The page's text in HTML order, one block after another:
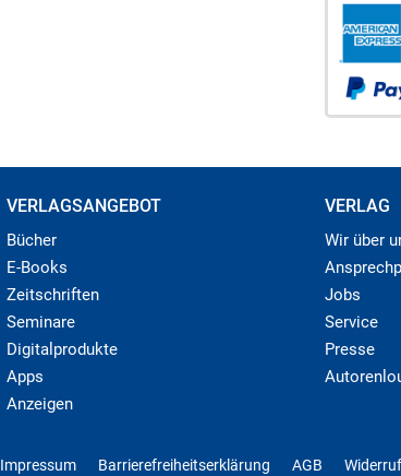
VERLAGSANGEBOT
Bücher
E-Books
Zeitschriften
Seminare
Digitalprodukte
Apps
Anzeigen
VERLAG
Wir über
Jobs
Service
Presse
Impressum Barrierefreiheitserklärung AGB